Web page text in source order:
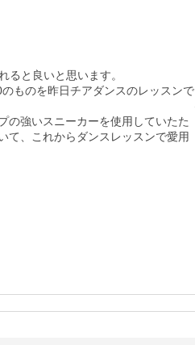
ると良いと思います。
ものを昨日チアダンスのレッスンで
の強いスニーカーを使用していたた
て、これからダンスレッスンで愛用